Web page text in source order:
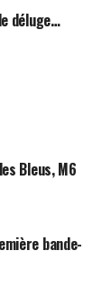
déluge…
Bleus, M6
bande-